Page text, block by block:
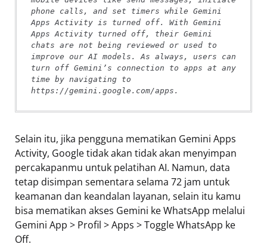
phone calls, and set timers while Gemini
Apps Activity is turned off. With Gemini
Apps Activity turned off, their Gemini
chats are not being reviewed or used to
improve our AI models. As always, users can
turn off Gemini’s connection to apps at any
time by navigating to
https://gemini.google.com/apps.
Selain itu, jika pengguna mematikan Gemini Apps
Activity, Google tidak akan tidak akan menyimpan
percakapanmu untuk pelatihan AI. Namun, data
tetap disimpan sementara selama 72 jam untuk
keamanan dan keandalan layanan, selain itu kamu
bisa mematikan akses Gemini ke WhatsApp melalui
Gemini App > Profil > Apps > Toggle WhatsApp ke
Off.